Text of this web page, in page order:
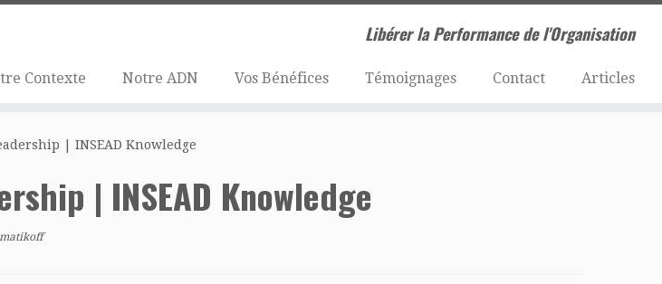
Libérer la Performance de l'Organisation
Contexte Notre ADN Vos Bénéfices Témoignages Contact Articles
| INSEAD Knowledge
| INSEAD Knowledge